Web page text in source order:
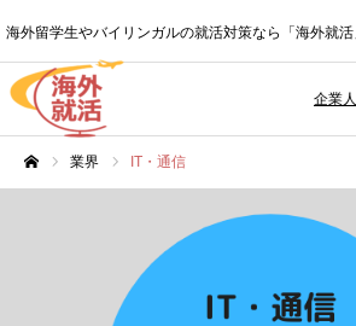
海外留学生やバイリンガルの就活対策なら「海外就活
企業
業界 IT・通信